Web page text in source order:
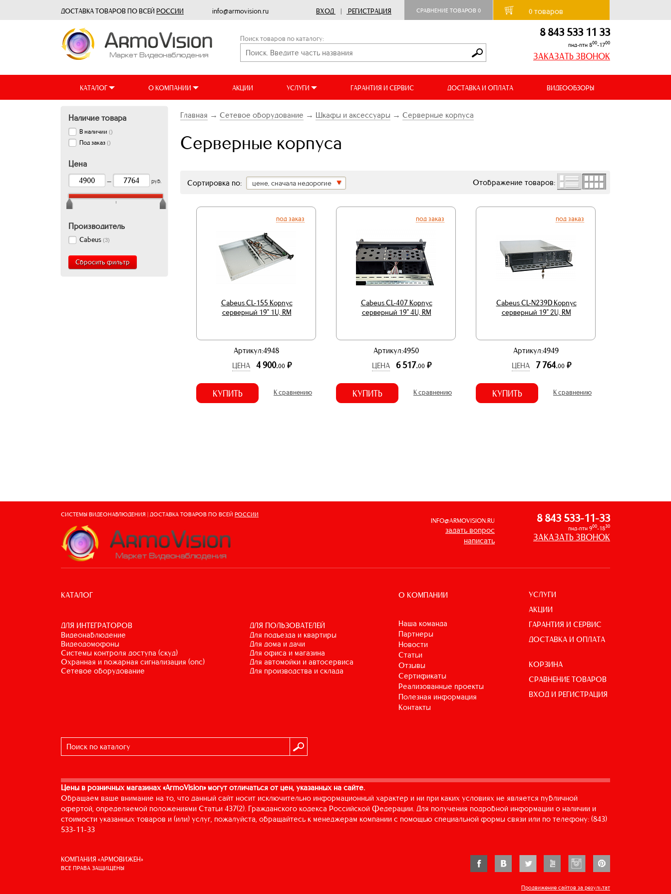
ДОСТАВКА ТОВАРОВ ПО ВСЕЙ РОССИИ info@armovision.ru ВХОД | РЕГИСТРАЦИЯ СРАВНЕНИЕ ТОВАРОВ 0 0товаров
Поиск товаров по каталогу: 8 843 533 11 33
пнд-птн 800-1700
ЗАКАЗАТЬ ЗВОНОК
КАТАЛОГ О КОМПАНИИ АКЦИИ УСЛУГИ ГАРАНТИЯ И СЕРВИС ДОСТАВКА И ОПЛАТА ВИДЕООБЗОРЫ
Наличие товара
В наличии ()
Под заказ ()
Цена
— руб.
Производитель
Cabeus (3)
Сбросить фильтр
Главная → Сетевое оборудование → Шкафы и аксессуары → Серверные корпуса
Серверные корпуса
Отображение товаров:
Сортировка по: цене, сначала недорогие
под заказ
Cabeus CL-155 Корпус
cерверный 19" 1U, RM
Артикул:4948
ЦЕНА
4 900.00 р.
КУПИТЬ К сравнению
под заказ
Cabeus CL-407 Корпус
cерверный 19" 4U, RM
Артикул:4950
ЦЕНА
6 517.00 р.
КУПИТЬ К сравнению
под заказ
Cabeus CL-N239D Корпус
cерверный 19" 2U, RM
Артикул:4949
ЦЕНА
7 764.00 р.
КУПИТЬ К сравнению
СИСТЕМЫ ВИДЕОНАБЛЮДЕНИЯ | ДОСТАВКА ТОВАРОВ ПО ВСЕЙ РОССИИ
INFO@ARMOVISION.RU
задать вопрос
написать
8 843 533-11-33
пнд-птн 900-1830
ЗАКАЗАТЬ ЗВОНОК
КАТАЛОГ
ДЛЯ ИНТЕГРАТОРОВ
видеонаблюдение
видеодомофоны
системы контроля доступа (скуд)
охранная и пожарная сигнализация (опс)
сетевое оборудование
ДЛЯ ПОЛЬЗОВАТЕЛЕЙ
для подъезда и квартиры
для дома и дачи
для офиса и магазина
для автомойки и автосервиса
для производства и склада
О КОМПАНИИ
Наша команда
Партнеры
Новости
Статьи
Отзывы
Сертификаты
Реализованные проекты
Полезная информация
Контакты
УСЛУГИ
АКЦИИ
ГАРАНТИЯ И СЕРВИС
ДОСТАВКА И ОПЛАТА
КОРЗИНА
СРАВНЕНИЕ ТОВАРОВ
ВХОД И РЕГИСТРАЦИЯ
Цены в розничных магазинах «ArmoVision» могут отличаться от цен, указанных на сайте.
Обращаем ваше внимание на то, что данный сайт носит исключительно информационный характер и ни при каких условиях не является публичной
офертой, определяемой положениями Статьи 437(2). Гражданского кодекса Российской Федерации. Для получения подробной информации о наличии и
стоимости указанных товаров и (или) услуг, пожалуйста, обращайтесь к менеджерам компании с помощью специальной формы связи или по телефону: (843)
533-11-33
КОМПАНИЯ «АРМОВИЖЕН»
ВСЕ ПРАВА ЗАЩИЩЕНЫ
Продвижение сайтов за результат